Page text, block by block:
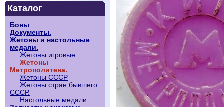
Каталог
Боны
Документы.
Жетоны и настольные
медали.
Жетоны игровые.
Жетоны
Метрополитена.
Жетоны СССР
Жетоны стран бывшего
СССР.
Настольные медали.